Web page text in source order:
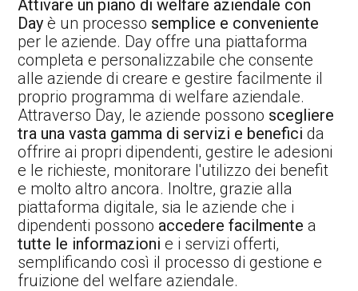
Attivare un piano di welfare aziendale con
Day è un processo semplice e conveniente
per le aziende. Day offre una piattaforma
completa e personalizzabile che consente
alle aziende di creare e gestire facilmente il
proprio programma di welfare aziendale.
Attraverso Day, le aziende possono scegliere
tra una vasta gamma di servizi e benefici da
offrire ai propri dipendenti, gestire le adesioni
e le richieste, monitorare l'utilizzo dei benefit
e molto altro ancora. Inoltre, grazie alla
piattaforma digitale, sia le aziende che i
dipendenti possono accedere facilmente a
tutte le informazioni e i servizi offerti,
semplificando così il processo di gestione e
fruizione del welfare aziendale.